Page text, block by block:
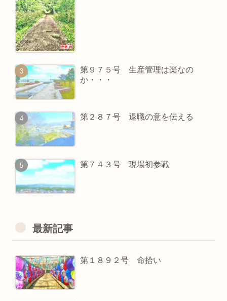
第９７５号 生産管理は楽なの
か・・・
第２８７号 退職の意を伝える
第７４３号 現場初参戦
最新記事
第１８９２号 命拾い